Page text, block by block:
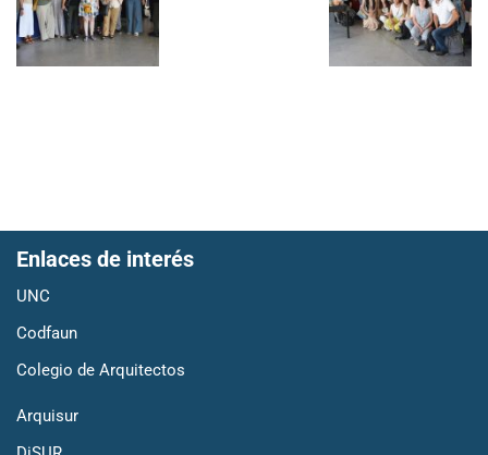
Enlaces de interés
UNC
Codfaun
Colegio de Arquitectos
Arquisur